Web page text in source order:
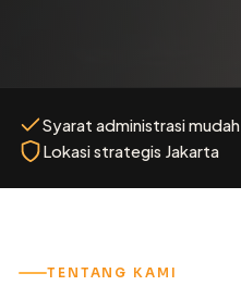
Syarat administrasi mudah
Lokasi strategis Jakarta
TENTANG KAMI